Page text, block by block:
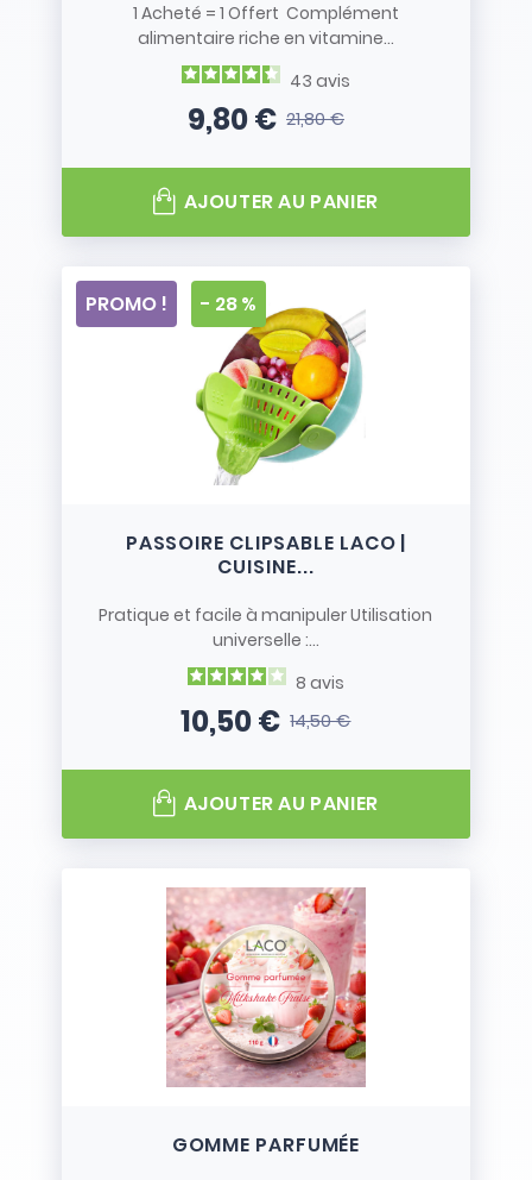
1 Acheté = 1 Offert Complément
alimentaire riche en vitamine...
43 avis
Prix
9,80 €Prix de base
21,80 €
AJOUTER AU PANIER
PASSOIRE CLIPSABLE LACO |
CUISINE...
Pratique et facile à manipuler Utilisation
universelle :...
8 avis
Prix
10,50 €Prix de base
14,50 €
PROMO ! - 28 %
AJOUTER AU PANIER
GOMME PARFUMÉE